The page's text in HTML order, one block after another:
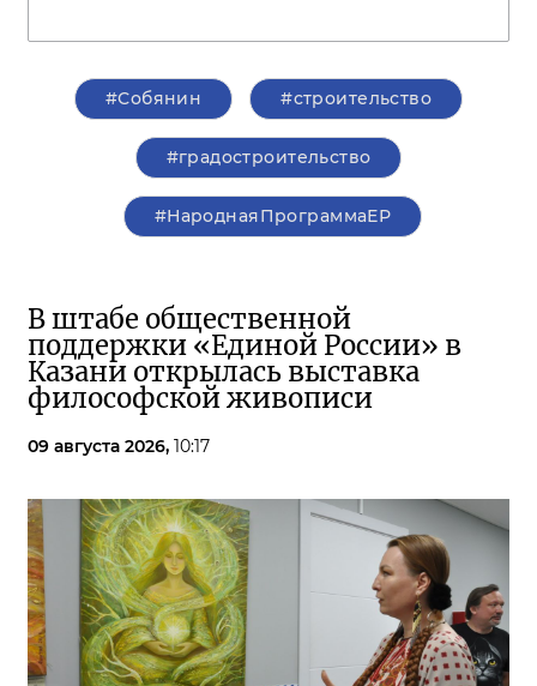
#Собянин #строительство
#градостроительство
#НароднаяПрограммаЕР
В штабе общественной
поддержки «Единой России» в
Казани открылась выставка
философской живописи
09 августа 2026, 10:17